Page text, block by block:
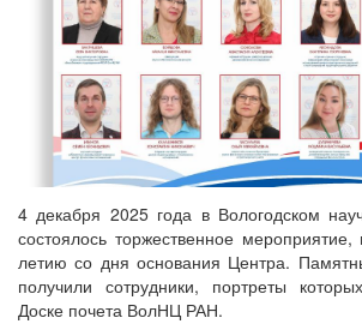
4 декабря 2025 года в Вологодском
состоялось торжественное
летию со дня основания Центра.
получили сотрудники, портреты
Доске почета ВолНЦ РАН.